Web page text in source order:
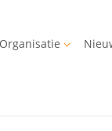
Organisatie